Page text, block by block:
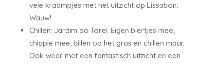
vele kraampjes met het uitzicht op Lissabon.
Wauw!
Chillen: Jardim do Torel. Eigen biertjes mee,
chippie mee, billen op het gras en chillen maar.
Ook weer met een fantastisch uitzicht en een